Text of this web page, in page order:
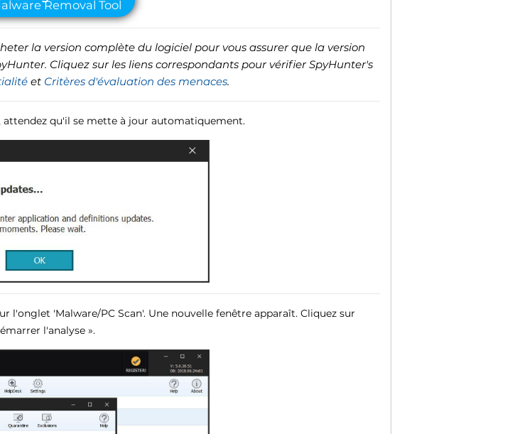
la version complète du logiciel pour vous assurer que la version
Cliquez sur les liens correspondants pour vérifier SpyHunter's
et Critères d'évaluation des menaces.
attendez qu'il se mette à jour automatiquement.
l'onglet 'Malware/PC Scan'. Une nouvelle fenêtre apparaît. Cliquez sur
l'analyse ».